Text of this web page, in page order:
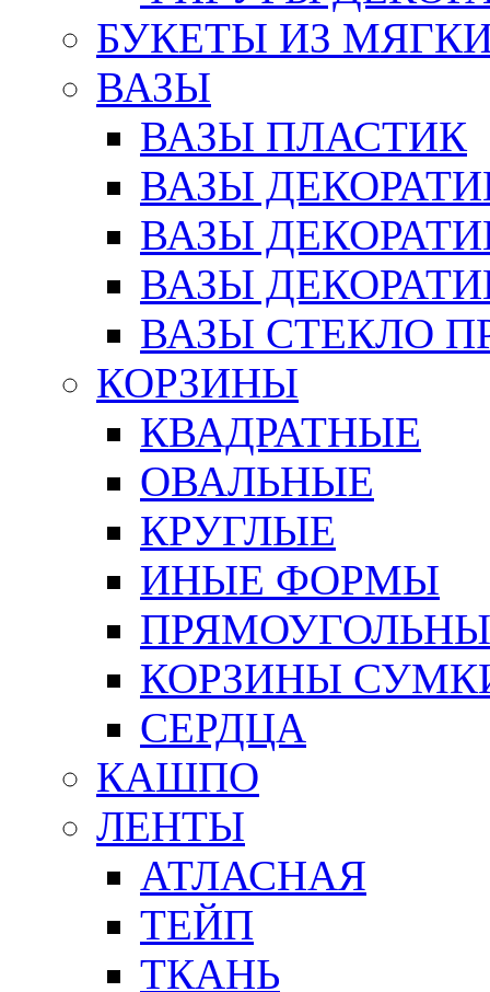
БУКЕТЫ ИЗ
ВАЗЫ
ВАЗЫ ПЛАСТИК
ВАЗЫ
ВАЗЫ
ВАЗЫ
ВАЗЫ СТЕКЛО
КОРЗИНЫ
КВАДРАТНЫЕ
ОВАЛЬНЫЕ
КРУГЛЫЕ
ИНЫЕ ФОРМЫ
КОРЗИНЫ
СЕРДЦА
КАШПО
ЛЕНТЫ
АТЛАСНАЯ
ТЕЙП
ТКАНЬ